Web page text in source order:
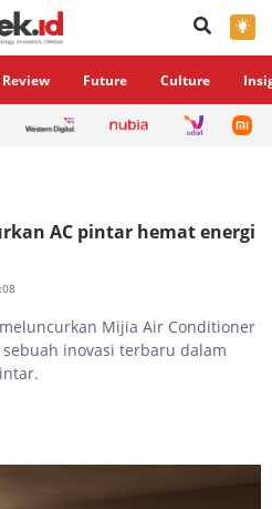
×
Review Future Culture
AC pintar hemat energi
Mijia Air Conditioner
sebuah inovasi terbaru dalam